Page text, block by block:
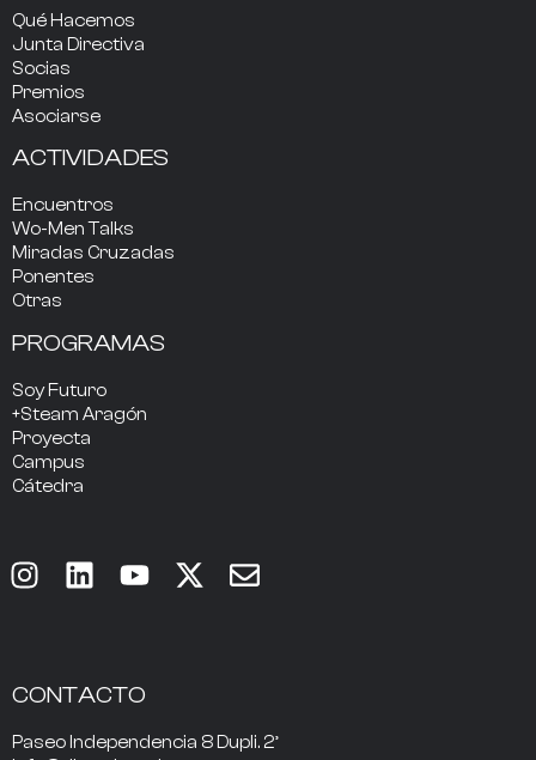
Qué Hacemos
Junta Directiva
Socias
Premios
Asociarse
ACTIVIDADES
Encuentros
Wo-Men Talks
Miradas Cruzadas
Ponentes
Otras
PROGRAMAS
Soy Futuro
+Steam Aragón
Proyecta
Campus
Cátedra
CONTACTO
Paseo Independencia 8 Dupli. 2º